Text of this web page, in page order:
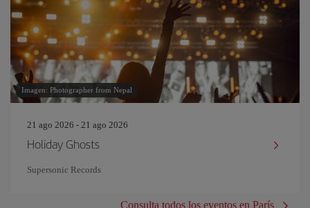
Imagen: Photographer from Nepal
21 ago 2026 - 21 ago 2026
Holiday Ghosts
Supersonic Records
Consulta todos los eventos en París